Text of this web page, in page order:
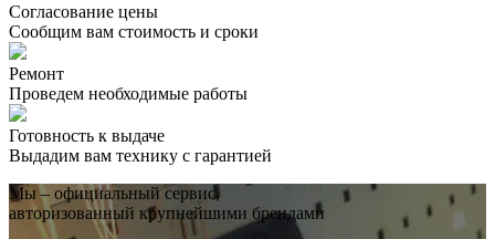
Согласование цены
Сообщим вам стоимость и сроки
Ремонт
Проведем необходимые работы
Готовность к выдаче
Выдадим вам технику с гарантией
Мы – официальный сервис,
авторизованный крупнейшими брендами